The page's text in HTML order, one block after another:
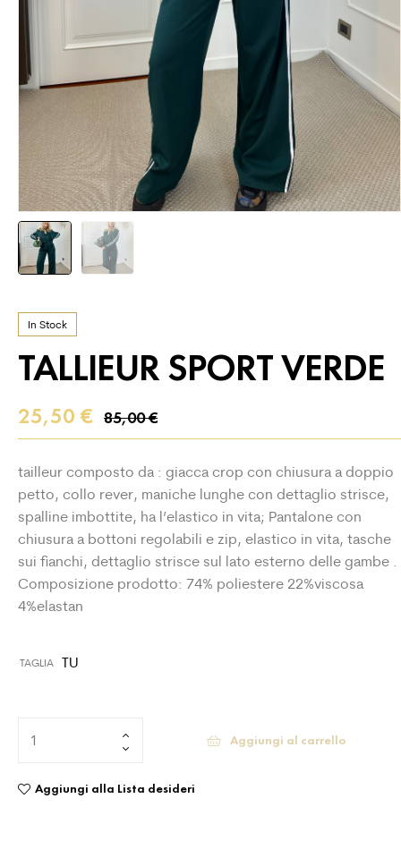
In Stock
TALLIEUR SPORT VERDE
85,00€
25,50 €
tailleur composto da : giacca crop con chiusura a doppio
petto, collo rever, maniche lunghe con dettaglio strisce,
spalline imbottite, ha l’elastico in vita; Pantalone con
chiusura a bottoni regolabili e zip, elastico in vita, tasche
sui fianchi, dettaglio strisce sul lato esterno delle gambe .
Composizione prodotto: 74% poliestere 22%viscosa
4%elastan
TAGLIA TU
Aggiungi al carrello
Aggiungi alla Lista desideri